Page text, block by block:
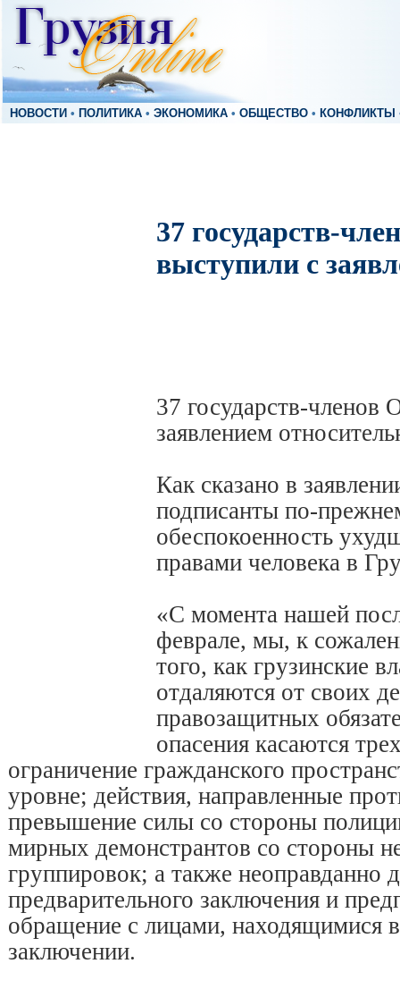
НОВОСТИ • ПОЛИТИКА • ЭКОНОМИКА • ОБЩЕСТВО • КОНФЛИКТЫ
37 государств-
выступили с
37 государств-
заявлением
Как сказано в
подписанты по-
обеспокоенность
правами человека в
«С момента нашей
феврале, мы, к
того, как грузинские
отдаляются от своих
правозащитных
опасения касаются
ограничение гражданского
уровне; действия, направленные
превышение силы со стороны
мирных демонстрантов со стороны
группировок; а также неоправданно
предварительного заключения и
обращение с лицами, находящимися
заключении.